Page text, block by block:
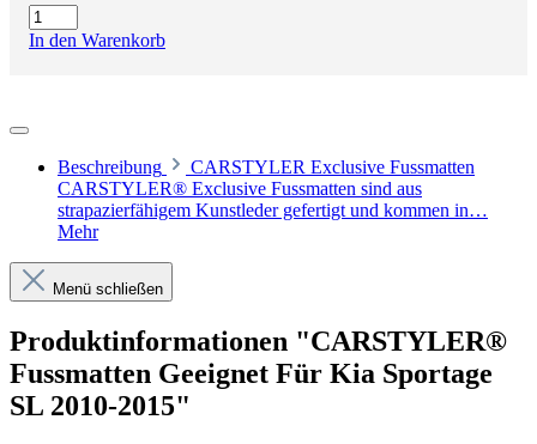
In den Warenkorb
Beschreibung
CARSTYLER Exclusive Fussmatten
CARSTYLER® Exclusive Fussmatten sind aus
strapazierfähigem Kunstleder gefertigt und kommen in…
Mehr
Menü schließen
Produktinformationen "CARSTYLER®
Fussmatten Geeignet Für Kia Sportage
SL 2010-2015"